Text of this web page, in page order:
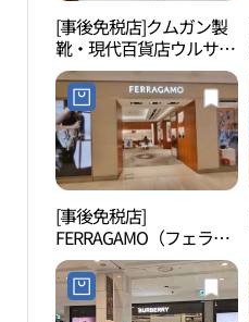
[事後免税店]クムガン製
靴・現代百貨店ウルサン
（蔚山）店(금강제화 현
대백화점 울산점)
[事後免税店]
FERRAGAMO（フェラガ
モ）・現代百貨店ウルサ
ン（蔚山）店(페라가모
현대백화점 울산점)